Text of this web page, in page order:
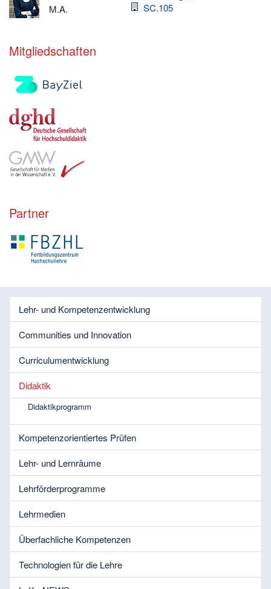
M.A.
Raum
SC.105
Mitgliedschaften
Partner
Lehr- und Kompetenzentwicklung
Communities und Innovation
Curriculumentwicklung
Didaktik
Didaktikprogramm
Kompetenzorientiertes Prüfen
Lehr- und Lernräume
Lehrförderprogramme
Lehrmedien
Überfachliche Kompetenzen
Technologien für die Lehre